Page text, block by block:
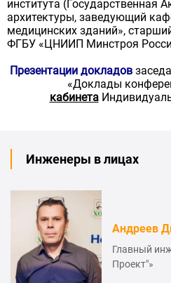
института (Государственная
архитектуры, заведующий
медицинских зданий»,
ФГБУ «ЦНИИП Минстроя
Презентации докладов
«Доклады
кабинета
Инженеры в лицах
Андреев
Главный
Проект"»